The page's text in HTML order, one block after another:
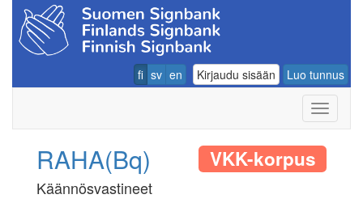
fi sv en Kirjaudu sisään Luo tunnus
RAHA(Bq) VKK-korpus
Käännösvastineet